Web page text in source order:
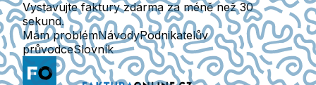
Vystavujte faktury zdarma za méně než 30
sekund.
Mám problémNávodyPodnikatelův
průvodceSlovník